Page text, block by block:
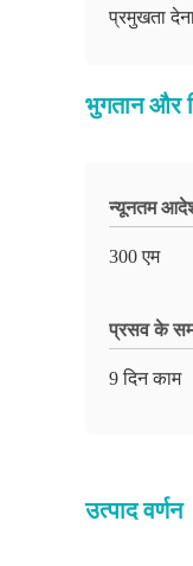
प्रमुखता
भुगतान और
न्यूनतम
300 एम
प्रसव के
9 दिन काम
उत्पाद वर्णन